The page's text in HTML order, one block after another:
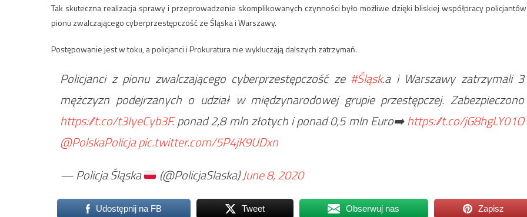
Tak skuteczna realizacja sprawy i przeprowadzenie skomplikowanych czynności było możliwe dzięki bliskiej współpracy
pionu zwalczającego cyberprzestępczość ze Śląska i Warszawy.
Postępowanie jest w toku, a policjanci i Prokuratura nie wykluczają dalszych zatrzymań.
Policjanci z pionu zwalczającego cyberprzestępczość ze #Śląsk.a i Warszawy zatrzymali 3
mężczyzn podejrzanych o udział w międzynarodowej grupie przestępczej. Zabezpieczono
https://t.co/t3IyeCyb3F. ponad 2,8 mln złotych i ponad 0,5 mln Euro➡️https://t.co/jG8hgLY01O
@PolskaPolicjapic.twitter.com/5P4jK9UDxn
— Policja Śląska
(@PolicjaSlaska)June 8, 2020
Udostępnij na FB Tweet Obserwuj nas Zapisz